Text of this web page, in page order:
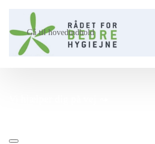
Gå til hovedindhold